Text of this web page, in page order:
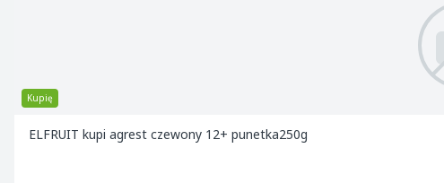
Kupię
ELFRUIT kupi agrest czewony 12+ punetka250g